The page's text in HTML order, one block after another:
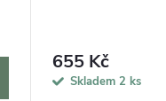
655 Kč
Skladem 2 ks